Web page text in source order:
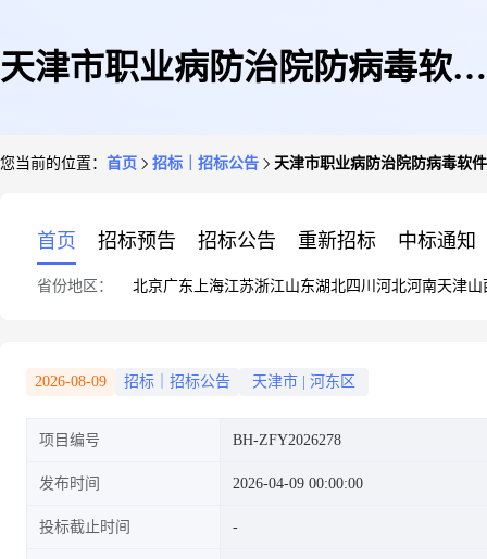
天津市职业病防治院防病毒软件
您当前的位置： 首页 招标｜招标公告 天津市职业病防治院防病毒软
首页 招标预告 招标公告 重新招标 中标通知
省份地区： 北京广东 上海江苏浙江山东湖北四川 河北河南天津山
2026-08-09 招标｜招标公告 天津市 河东区
项目编号 BH-ZFY2026278
发布时间 2026-04-09 00:00:00
投标截止时间